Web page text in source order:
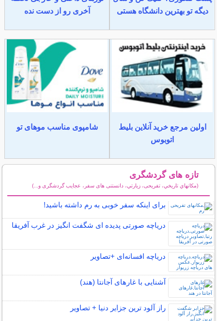
دیگه تو بهترین دانشگاه هستی
آخری رو از دست نده
اولین مرجع خرید آنلاین بلیط
اتوبوس
شامپوی مناسب موهای تو
تازه های گردشگری
(مكانهاي تاريخي، تفریحی، زيارتي، دانستنی های سفر، عجایب گردشگری و...)
برای اینکه سفر خوبی به رم داشته باشید!
دریاچه صورتی پدیده ای شگفت انگیز در غرب آفریقا
دریاچه افسانه‌ای +تصاویر
آشنایی با غارهای آجانتا (هند)
راز آلود ترین جزایر دنیا + تصاویر